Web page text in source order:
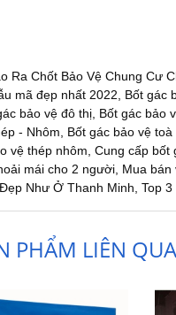
Ra Chốt Bảo Vệ Chung Cư
mã đẹp nhất 2022
Bốt gác
bảo vệ đô thị Bốt gác bảo
- Nhôm
Bốt gác bảo vệ toà
vệ thép nhôm Cung cấp bốt
mái cho 2 người Mua bán
Như Ở Thanh Minh Top
PHẨM LIÊN